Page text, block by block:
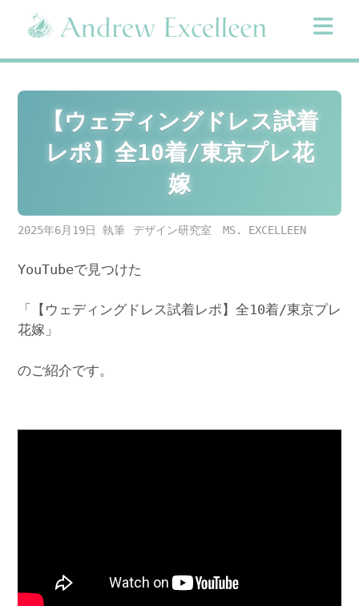
content
【ウェディングドレス試着
レポ】全10着/東京プレ花
嫁
2025年6月19日 デザイン研究室 MS. EXCELLEEN
YouTubeで見つけた
「【ウェディングドレス試着レポ】全10着/東京プレ
花嫁」
のご紹介です。